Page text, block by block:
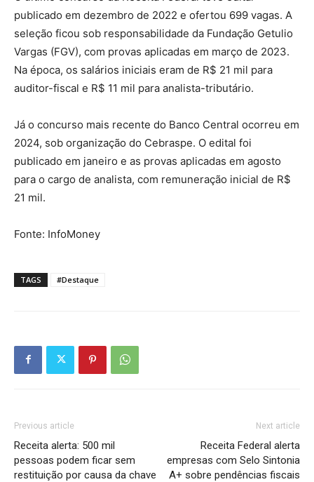
publicado em dezembro de 2022 e ofertou 699 vagas. A
seleção ficou sob responsabilidade da Fundação Getulio
Vargas (FGV), com provas aplicadas em março de 2023.
Na época, os salários iniciais eram de R$ 21 mil para
auditor-fiscal e R$ 11 mil para analista-tributário.
Já o concurso mais recente do Banco Central ocorreu em
2024, sob organização do Cebraspe. O edital foi
publicado em janeiro e as provas aplicadas em agosto
para o cargo de analista, com remuneração inicial de R$
21 mil.
Fonte: InfoMoney
TAGS #Destaque
Previous article
Receita alerta: 500 mil
pessoas podem ficar sem
restituição por causa da chave
Next article
Receita Federal alerta
empresas com Selo Sintonia
A+ sobre pendências fiscais